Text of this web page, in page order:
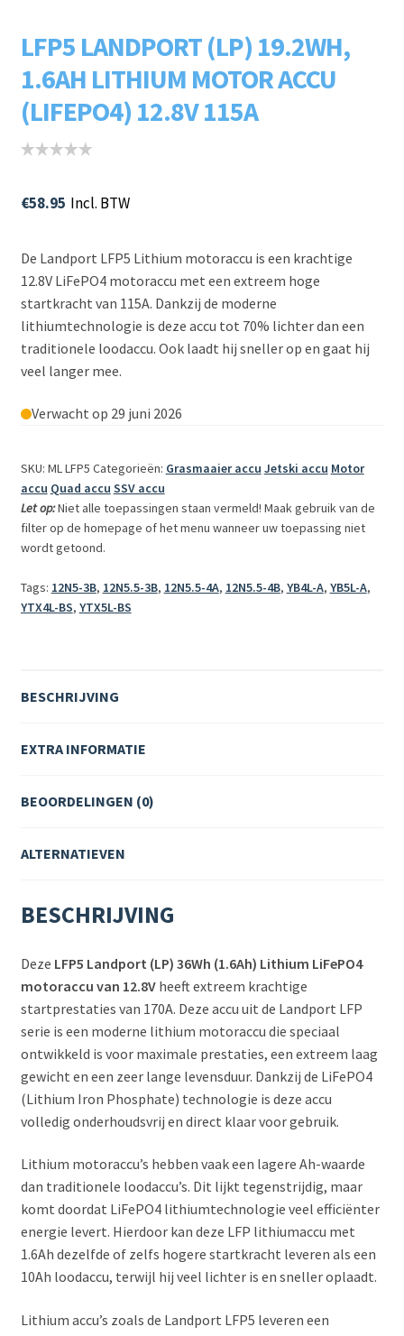
LFP5 LANDPORT (LP) 19.2WH,
1.6AH LITHIUM MOTOR ACCU
(LIFEPO4) 12.8V 115A
€58.95 Incl. BTW
De Landport LFP5 Lithium motoraccu is een krachtige
12.8V LiFePO4 motoraccu met een extreem hoge
startkracht van 115A. Dankzij de moderne
lithiumtechnologie is deze accu tot 70% lichter dan een
traditionele loodaccu. Ook laadt hij sneller op en gaat hij
veel langer mee.
Verwacht op 29 juni 2026
SKU: ML LFP5 Categorieën: Grasmaaier accu Jetski accu Motor
accu Quad accu SSV accu
Let op:Niet alle toepassingen staan vermeld! Maak gebruik van de
filter op de homepage of het menu wanneer uw toepassing niet
wordt getoond.
Tags: 12N5-3B, 12N5.5-3B, 12N5.5-4A, 12N5.5-4B, YB4L-A, YB5L-A,
YTX4L-BS, YTX5L-BS
BESCHRIJVING
EXTRA INFORMATIE
BEOORDELINGEN (0)
ALTERNATIEVEN
BESCHRIJVING
Deze LFP5 Landport (LP) 36Wh (1.6Ah) Lithium LiFePO4
motoraccu van 12.8Vheeft extreem krachtige
startprestaties van 170A. Deze accu uit de Landport LFP
serie is een moderne lithium motoraccu die speciaal
ontwikkeld is voor maximale prestaties, een extreem laag
gewicht en een zeer lange levensduur. Dankzij de LiFePO4
(Lithium Iron Phosphate) technologie is deze accu
volledig onderhoudsvrij en direct klaar voor gebruik.
Lithium motoraccu’s hebben vaak een lagere Ah-waarde
dan traditionele loodaccu’s. Dit lijkt tegenstrijdig, maar
komt doordat LiFePO4 lithiumtechnologie veel efficiënter
energie levert. Hierdoor kan deze LFP lithiumaccu met
1.6Ah dezelfde of zelfs hogere startkracht leveren als een
10Ah loodaccu, terwijl hij veel lichter is en sneller oplaadt.
Lithium accu’s zoals de Landport LFP5 leveren een